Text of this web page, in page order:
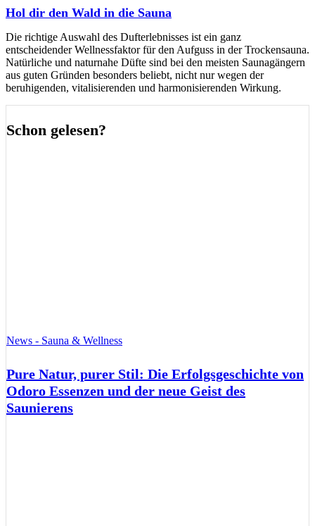
Hol dir den Wald in die Sauna
Die richtige Auswahl des Dufterlebnisses ist ein ganz
entscheidender Wellnessfaktor für den Aufguss in der Trockensauna.
Natürliche und naturnahe Düfte sind bei den meisten Saunagängern
aus guten Gründen besonders beliebt, nicht nur wegen der
beruhigenden, vitalisierenden und harmonisierenden Wirkung.
Schon gelesen?
News - Sauna & Wellness
Pure Natur, purer Stil: Die Erfolgsgeschichte von
Odoro Essenzen und der neue Geist des
Saunierens